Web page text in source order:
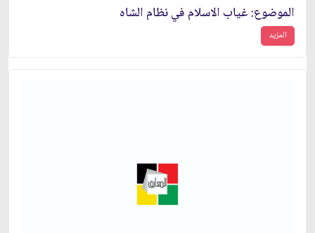
الموضوع: غياب الاسلام في نظام الشاه‏
المزيد